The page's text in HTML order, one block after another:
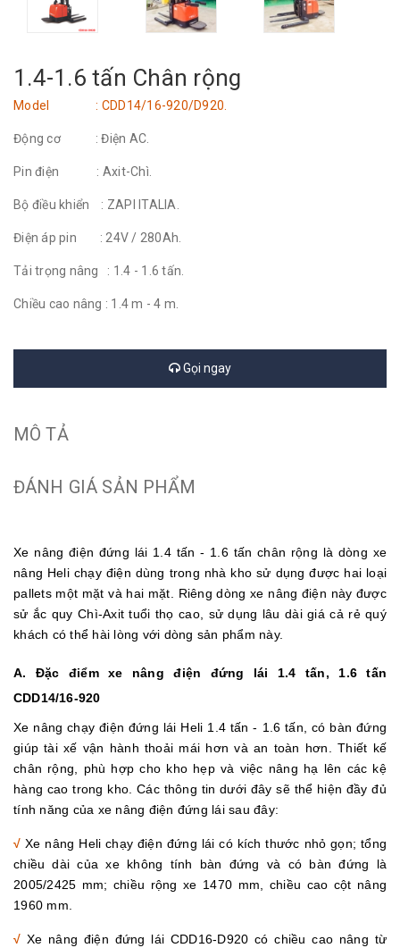
1.4-1.6 tấn Chân rộng
Model : CDD14/16-920/D920.
Động cơ : Điện AC.
Pin điện : Axit-Chì.
Bộ điều khiển : ZAPI ITALIA.
Điện áp pin : 24V / 280Ah.
Tải trọng nâng : 1.4 - 1.6 tấn.
Chiều cao nâng : 1.4 m - 4 m.
Gọi ngay
MÔ TẢ
ĐÁNH GIÁ SẢN PHẨM
Xe nâng điện đứng lái 1.4 tấn - 1.6 tấn chân rộng là dòng xe
nâng Helichạy điện dùng trong nhà kho sử dụng được hai loại
pallets một mặt và hai mặt. Riêng dòng xe nâng điện này được
sử ắc quy Chì-Axit tuổi thọ cao, sử dụng lâu dài giá cả rẻ quý
khách có thể hài lòng với dòng sản phẩm này.
A. Đặc điểm xe nâng điện đứng lái 1.4 tấn, 1.6 tấn
CDD14/16-920
Xe nâng chạy điện đứng lái Heli 1.4 tấn - 1.6 tấn, có bàn đứng
giúp tài xế vận hành thoải mái hơn và an toàn hơn. Thiết kế
chân rộng, phù hợp cho kho hẹp và việc nâng hạ lên các kệ
hàng cao trong kho. Các thông tin dưới đây sẽ thể hiện đầy đủ
tính năng của xe nâng điện đứng lái sau đây:
√Xe nâng Heli chạy điện đứng lái có kích thước nhỏ gọn; tổng
chiều dài của xe không tính bàn đứng và có bàn đứng là
2005/2425 mm; chiều rộng xe 1470 mm, chiều cao cột nâng
1960 mm.
√ Xe nâng điện đứng lái CDD16-D920 có chiều cao nâng từ